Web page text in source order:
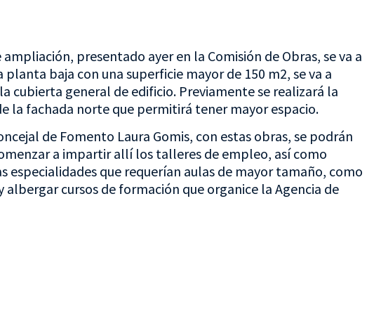
presentado ayer en la Comisión de Obras, se va a
planta baja con una superficie mayor de 150 m2, se va a
cubierta general de edificio. Previamente se realizará la
la fachada norte que permitirá tener mayor espacio.
de Fomento Laura Gomis, con estas obras, se podrán
a impartir allí los talleres de empleo, así como
especialidades que requerían aulas de mayor tamaño, como
cursos de formación que organice la Agencia de